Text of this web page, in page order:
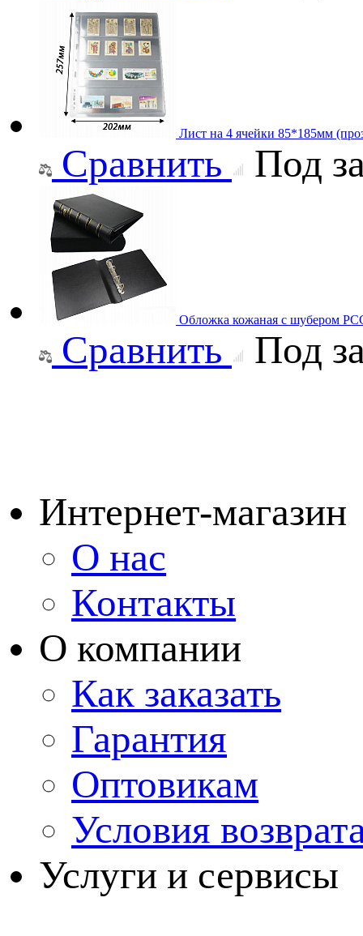
Лист на 4 ячейки 85*185мм
Сравнить Под
Обложка кожаная с шубером
Сравнить Под
Интернет-магазин
О нас
Контакты
О компании
Как заказать
Гарантия
Оптовикам
Условия
Услуги и сервисы